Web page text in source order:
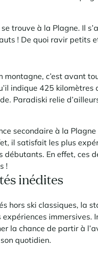
trouve à la Plagne. Il
! De quoi ravir petits
montagne, c’est avant
indique 425
Paradiski relie
secondaire à la
il satisfait les plus
débutants. En effet, ces
!
inédites
hors ski classiques, la
immersives.
la chance de partir à
quotidien.